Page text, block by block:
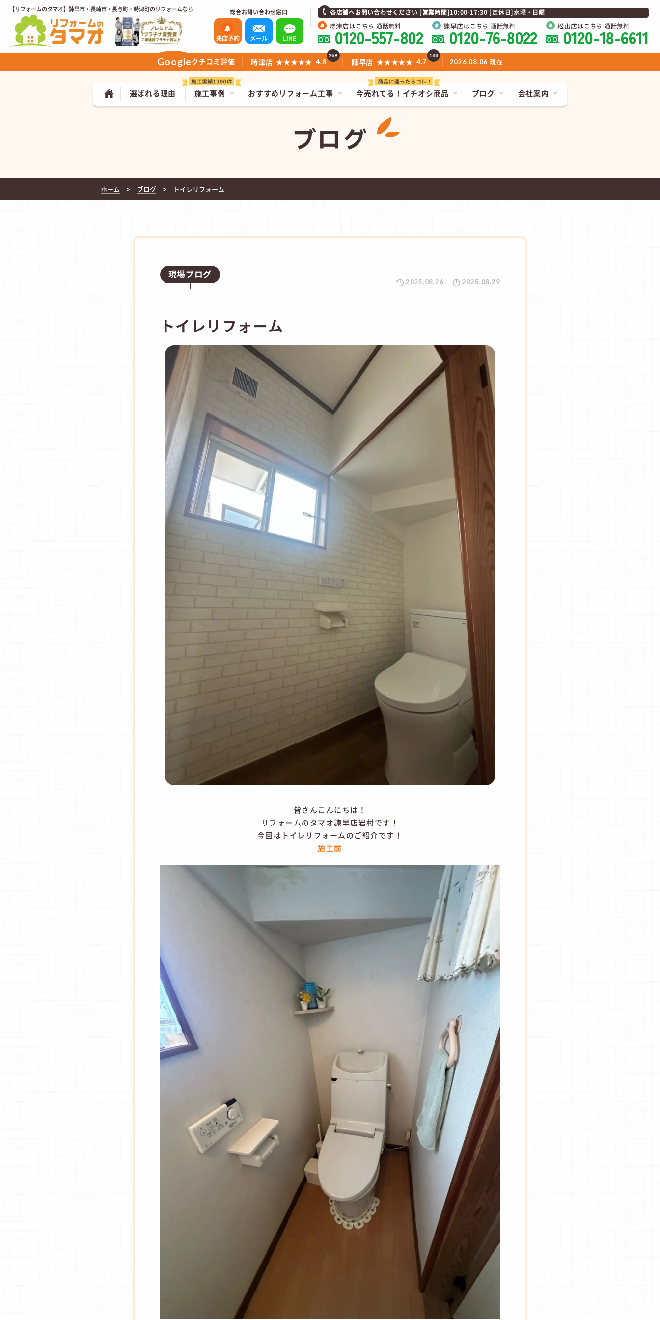
【リフォームのタマオ】諫早市・長崎市・長与町・時津町のリフォームなら 総合お問い合わせ窓口
来店予約 メール LINE
各店舗へお問い合わせください [営業時間]10:00-17:30 [定休日]水曜・日曜
時津店はこちら 通話無料
0120-557-802 諫早店はこちら 通話無料
0120-76-8022 松山店はこちら 通話無料
0120-18-6611
今売れてる！ イチオシ商品
施工事例 おすすめリフォーム工事
選ばれる理由 ブログ 会社案内
Googleクチコミ評価 時津店 ★★★★★ 4.8
269
諫早店 ★★★★★ 4.7
188
2026.08.06 現在
ブログ
ホーム ブログ トイレリフォーム
現場ブログ
2025.08.26 2025.08.29
トイレリフォーム
皆さんこんにちは！
リフォームのタマオ諫早店岩村です！
今回はトイレリフォームのご紹介です！
施工前